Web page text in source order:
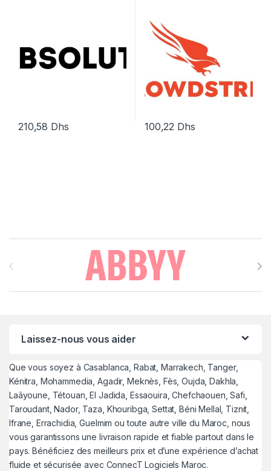
210,58 Dhs 100,22 Dhs
Brands Carousel
Laissez-nous vous aider
Que vous soyez à Casablanca, Rabat, Marrakech, Tanger,
Kénitra, Mohammedia, Agadir, Meknès, Fès, Oujda, Dakhla,
Laâyoune, Tétouan, El Jadida, Essaouira, Chefchaouen, Safi,
Taroudant, Nador, Taza, Khouribga, Settat, Béni Mellal, Tiznit,
Ifrane, Errachidia, Guelmim ou toute autre ville du Maroc, nous
vous garantissons une livraison rapide et fiable partout dans le
pays. Bénéficiez des meilleurs prix et d’une expérience d’achat
fluide et sécurisée avec ConnecT Logiciels Maroc.